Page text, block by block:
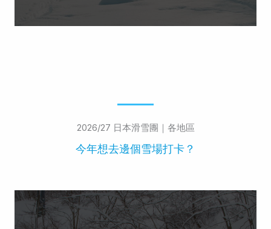
2026/27 日本滑雪團｜各地區
今年想去邊個雪場打卡？